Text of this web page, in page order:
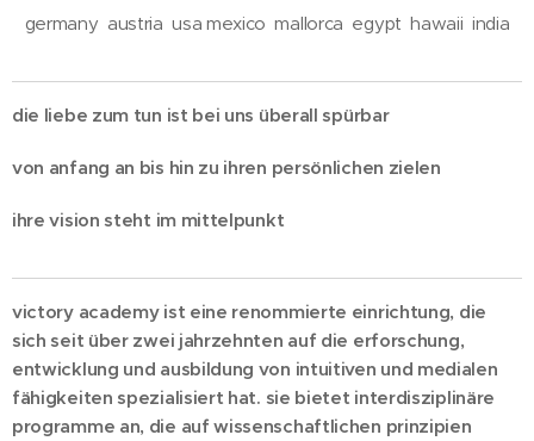
germany austria usa mexico mallorca egypt hawaii india
die liebe zum tun ist bei uns überall spürbar
von anfang an bis hin zu ihren persönlichen zielen
ihre vision steht im mittelpunkt
victory academy ist eine renommierte einrichtung, die
sich seit über zwei jahrzehnten auf die erforschung,
entwicklung und ausbildung von intuitiven und medialen
fähigkeiten spezialisiert hat. sie bietet interdisziplinäre
programme an, die auf wissenschaftlichen prinzipien